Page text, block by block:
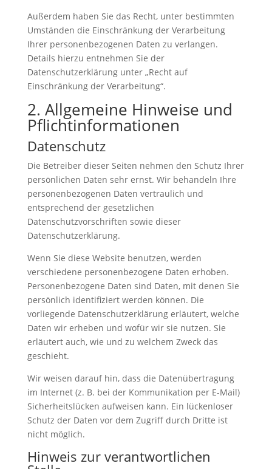
Außerdem haben Sie das Recht, unter bestimmten
Umständen die Einschränkung der Verarbeitung
Ihrer personenbezogenen Daten zu verlangen.
Details hierzu entnehmen Sie der
Datenschutzerklärung unter „Recht auf
Einschränkung der Verarbeitung“.
2. Allgemeine Hinweise und
Pflichtinformationen
Datenschutz
Die Betreiber dieser Seiten nehmen den Schutz Ihrer
persönlichen Daten sehr ernst. Wir behandeln Ihre
personenbezogenen Daten vertraulich und
entsprechend der gesetzlichen
Datenschutzvorschriften sowie dieser
Datenschutzerklärung.
Wenn Sie diese Website benutzen, werden
verschiedene personenbezogene Daten erhoben.
Personenbezogene Daten sind Daten, mit denen Sie
persönlich identifiziert werden können. Die
vorliegende Datenschutzerklärung erläutert, welche
Daten wir erheben und wofür wir sie nutzen. Sie
erläutert auch, wie und zu welchem Zweck das
geschieht.
Wir weisen darauf hin, dass die Datenübertragung
im Internet (z. B. bei der Kommunikation per E-Mail)
Sicherheitslücken aufweisen kann. Ein lückenloser
Schutz der Daten vor dem Zugriff durch Dritte ist
nicht möglich.
Hinweis zur verantwortlichen